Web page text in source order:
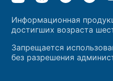
Информационная
достигших возраста
Запрещается
без разрешения